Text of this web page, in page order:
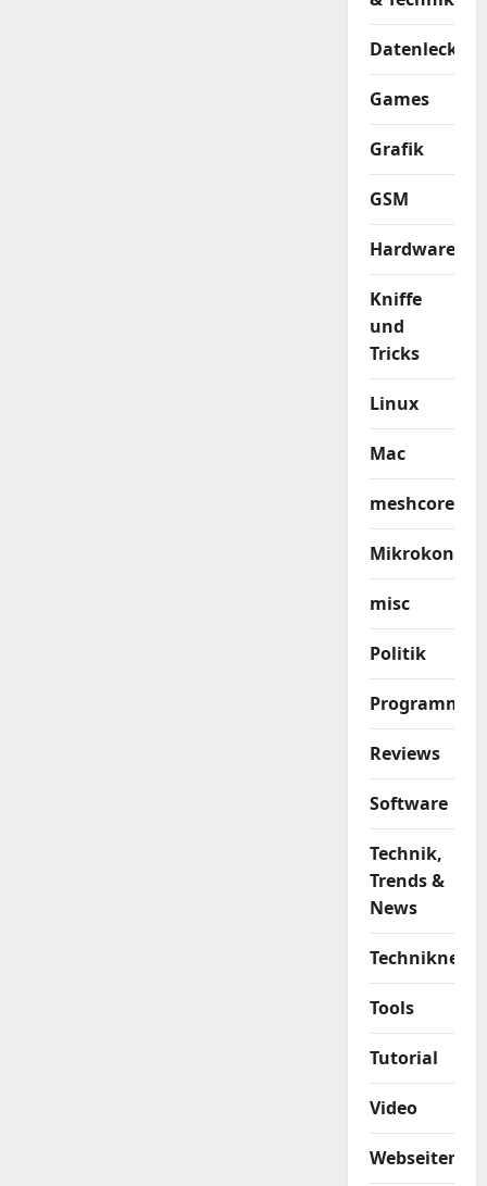
Datenleck
Games
Grafik
GSM
Hardware
Kniffe
und
Tricks
Linux
Mac
meshcore
misc
Politik
Reviews
Software
Technik,
Trends &
News
Techniknews
Tools
Tutorial
Video
Webseiten